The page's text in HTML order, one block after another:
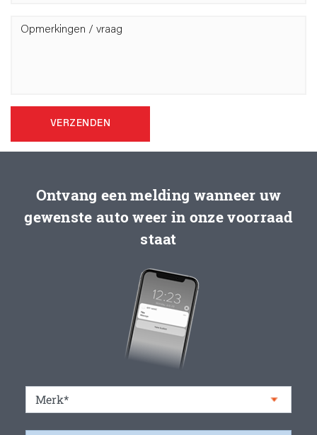
VERZENDEN
Ontvang een melding wanneer uw
gewenste auto weer in onze voorraad
staat